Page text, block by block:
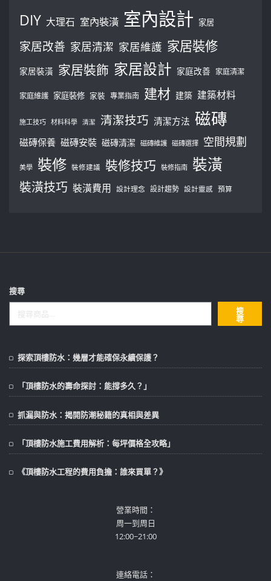
DIY 大理石 室內裝潢 室內設計 家居
家居改善 家居清潔 家居維護 家居裝修
家居裝潢 家居裝飾 家居設計 家庭改善 家庭清潔
家庭維護 家庭裝修 家裝 專業指南 建材 建築 建築材料
施工技巧 材料科學 清潔 清潔技巧 清潔方法 磁磚
磁磚保養 磁磚安裝 磁磚清潔 磁磚維護 磁磚選擇 空間規劃
美學 裝修 裝修建議 裝修技巧 裝修指南 裝潢
裝潢技巧 裝潢費用 設計理念 設計趨勢 設計靈感 預算
搜尋
搜
尋
探索頂樓防水：幾層才能確保永續保護？
「頂樓防水的壽命探討：能撐多久？」
抓漏與防水：揭開防潮秘籍的真相與差異
「頂樓防水施工費用解析：每坪價格全攻略」
《頂樓防水工程的費用負擔：誰來買單？》
營業時間：
周一到周日
12:00~21:00
連絡電話：